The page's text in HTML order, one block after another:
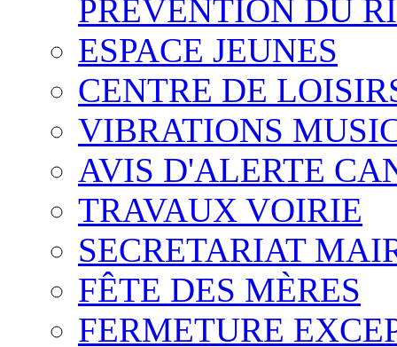
PREVENTION DU
ESPACE JEUNES
CENTRE DE
VIBRATIONS
AVIS D'ALERTE
TRAVAUX VOIRIE
SECRETARIAT
FÊTE DES MÈRES
FERMETURE